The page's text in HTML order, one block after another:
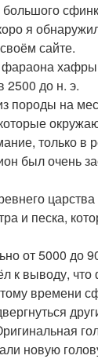
я
сайте.
2500 до н. э.
породы на
только в
был очень
царства
и песка,
от 5000 до
к выводу,
времени
новую